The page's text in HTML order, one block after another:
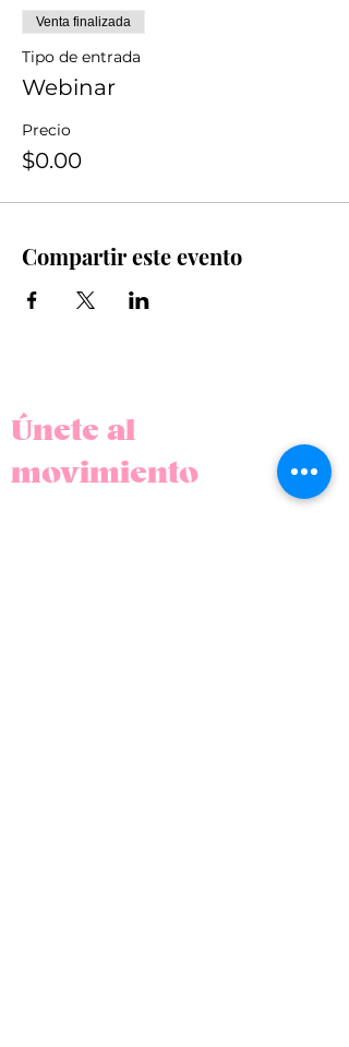
Venta finalizada
Tipo de entrada
Webinar
Precio
$0.00
Compartir este evento
Únete al
movimiento